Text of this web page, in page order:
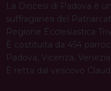
La Diocesi di Padova è
suffraganea del
Regione Ecclesiastica
È costituita da 454
Padova, Vicenza,
È retta dal vescovo